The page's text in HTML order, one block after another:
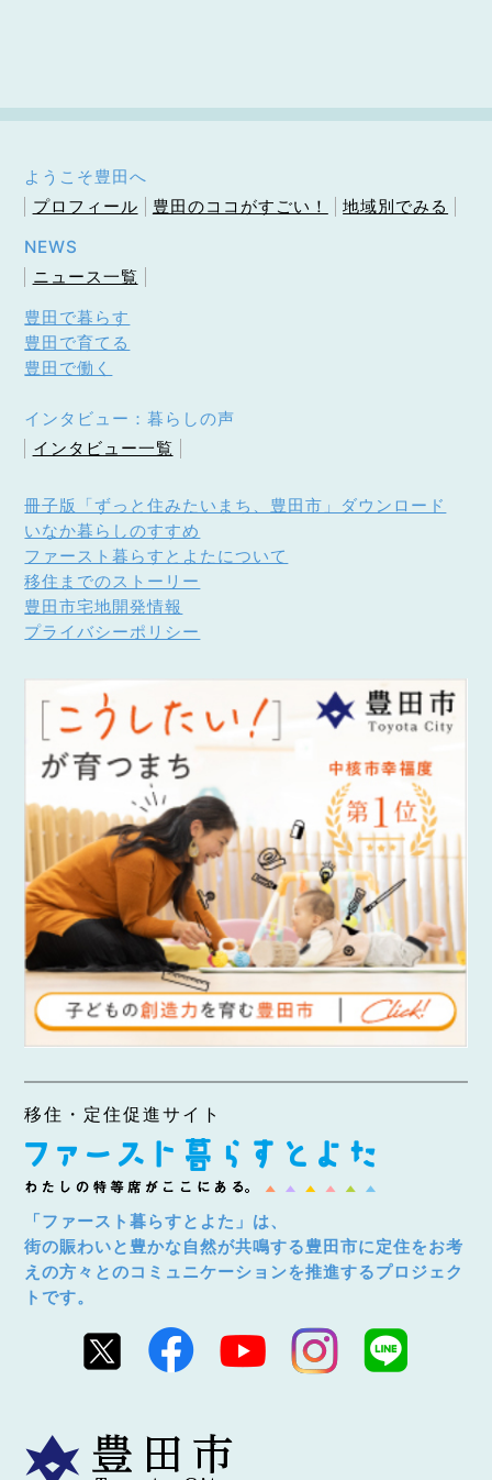
ようこそ豊田へ
プロフィール
豊田のココがすごい！
地域別でみる
NEWS
ニュース一覧
豊田で暮らす
豊田で育てる
豊田で働く
インタビュー：暮らしの声
インタビュー一覧
冊子版「ずっと住みたいまち、豊田市」ダウンロード
いなか暮らしのすすめ
ファースト暮らすとよたについて
移住までのストーリー
豊田市宅地開発情報
プライバシーポリシー
移住・定住促進サイト
「ファースト暮らすとよた」は、
街の賑わいと豊かな自然が共鳴する豊田市に定住をお考
えの方々とのコミュニケーションを推進するプロジェク
トです。